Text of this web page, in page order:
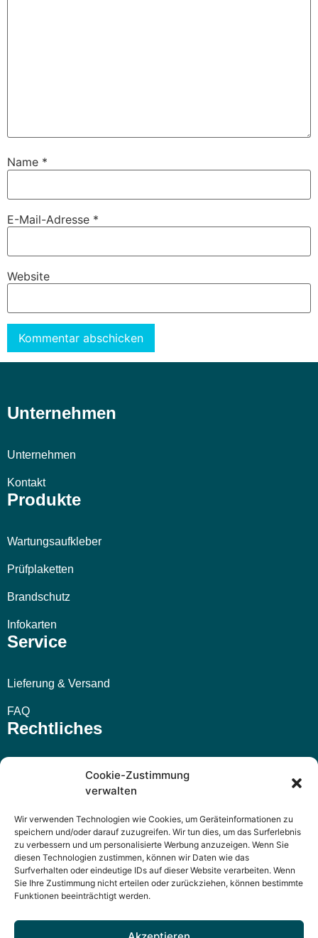
Cookie-Zustimmung
verwalten
Wir verwenden Technologien wie Cookies, um Geräteinformationen zu
speichern und/oder darauf zuzugreifen. Wir tun dies, um das Surferlebnis
zu verbessern und um personalisierte Werbung anzuzeigen. Wenn Sie
diesen Technologien zustimmen, können wir Daten wie das
Surfverhalten oder eindeutige IDs auf dieser Website verarbeiten. Wenn
Sie Ihre Zustimmung nicht erteilen oder zurückziehen, können bestimmte
Funktionen beeinträchtigt werden.
Name *
E-Mail-Adresse *
Website
Unternehmen
Unternehmen
Kontakt
Produkte
Wartungsaufkleber
Prüfplaketten
Brandschutz
Infokarten
Service
Lieferung & Versand
FAQ
Rechtliches
Widerrufsbelehrung
Datenschutzerklärung